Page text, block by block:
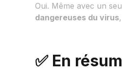
Oui. Même avec un
dangereuses du virus
✅ En